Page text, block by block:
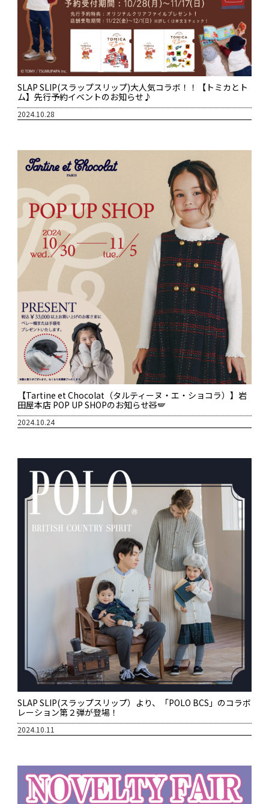
SLAP SLIP(スラップスリップ)大人気コラボ！！【トミカとト
ム】先行予約イベントのお知らせ♪
2024.10.28
【Tartine et Chocolat（タルティーヌ・エ・ショコラ）】岩
田屋本店 POP UP SHOPのお知らせ🧸🪽
2024.10.24
SLAP SLIP(スラップスリップ）より、「POLO BCS」のコラボ
レーション第２弾が登場！
2024.10.11